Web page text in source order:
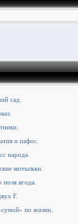
сад.
и пафос.
народа.
мотыльки.
ягода.
F.
по жизни.